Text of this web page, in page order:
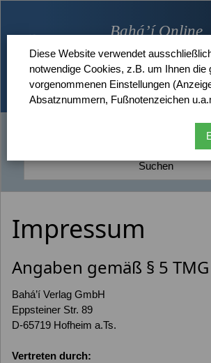
Diese Website verwendet
notwendige Cookies, z.B. um Ihnen die
vorgenommenen Einstellungen
Absatznummern, Fußnotenzeichen
Bahá’í Online
Bibliothek
Bahá’í-Gemeinde Deutschland |Woran Bahá’í
Handeln
Suchen
Impressum
Angaben gemäß § 5 TMG
Bahá’í Verlag GmbH
Eppsteiner Str. 89
D-65719 Hofheim a.Ts.
Vertreten durch: